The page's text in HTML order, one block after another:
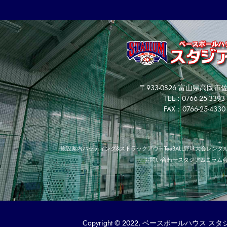
〒933-0826 富山県高岡市
TEL：0766-25-3393
FAX：0766-25-4330
施設案内バッティング&ストラックアウトTeeBALL野球大会レンタ
お問い合わせスタジアムコラム
Copyright © 2022, ベースボールハウス スタ